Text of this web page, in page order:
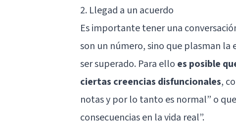
2. Llegad a un acuerdo
Es importante tener una
son un número, sino que plasman
ser superado. Para ello es posible
ciertas creencias disfuncionales,
notas y por lo tanto es normal” o
consecuencias en la vida real”.